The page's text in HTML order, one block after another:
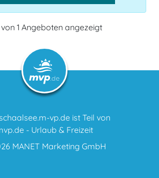
von 1 Angeboten angezeigt
vp.de ist Teil von
- Urlaub & Freizeit
MANET Marketing GmbH